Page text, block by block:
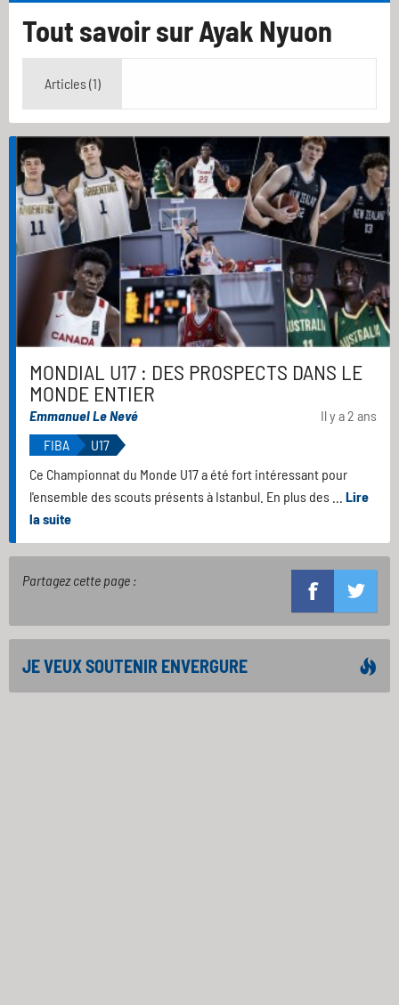
Tout savoir surAyak Nyuon
Articles (1)
MONDIAL U17 : DES PROSPECTS DANS LE
MONDE ENTIER
Emmanuel Le Nevé
Il y a 2 ans
FIBA
U17
Ce Championnat du Monde U17 a été fort intéressant pour
l'ensemble des scouts présents à Istanbul. En plus des ... Lire
la suite
Partagez cette page :
JE VEUX SOUTENIR ENVERGURE